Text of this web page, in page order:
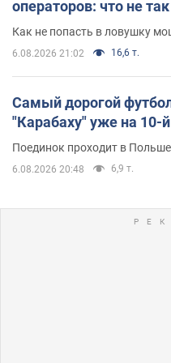
операторов: что не
Как не попасть в ловушку
6.08.2026 21:02 16,6 т.
Самый дорогой
"Карабаху" уже на 10-
Поединок проходит в Польше
6.08.2026 20:48 6,9 т.